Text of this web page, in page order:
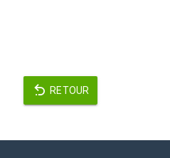
RETOUR